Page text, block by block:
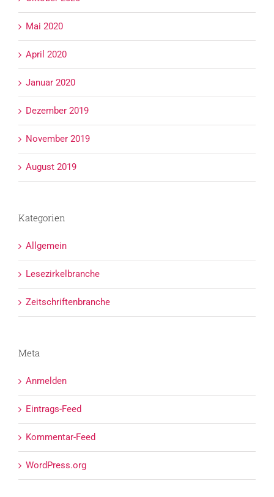
Mai 2020
April 2020
Januar 2020
Dezember 2019
November 2019
August 2019
Kategorien
Allgemein
Lesezirkelbranche
Zeitschriftenbranche
Meta
Anmelden
Eintrags-Feed
Kommentar-Feed
WordPress.org